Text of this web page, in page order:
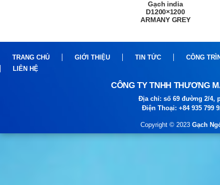
Gạch india
D1200×1200
ARMANY GREY
TRANG CHỦ GIỚI THIỆU TIN TỨC
CÔNG
LIÊN HỆ
CÔNG TY TNHH THƯƠNG
Địa chỉ: số 69 đường 2/4,
Điện Thoại: +84 935 799
Copyright © 2023 Gạch